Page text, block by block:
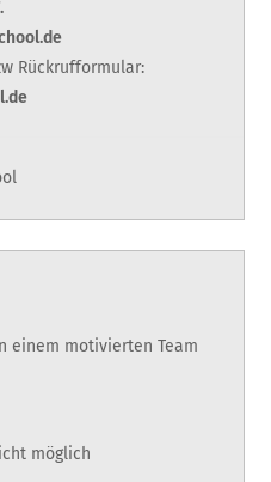
Rückrufformular:
einem motivierten Team
möglich